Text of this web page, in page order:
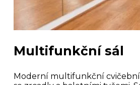
Multifunkční sál
Moderní multifunkční cvičební